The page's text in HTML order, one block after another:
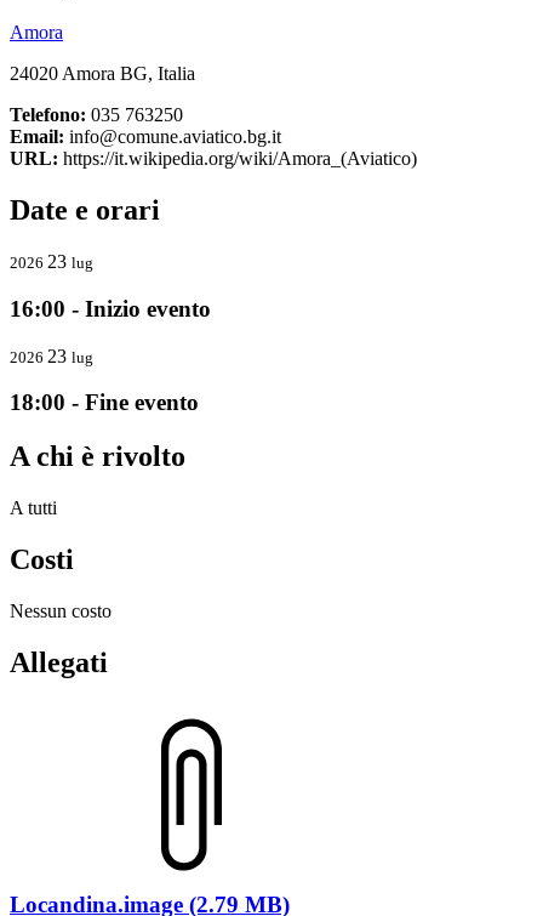
Amora
24020 Amora BG, Italia
Telefono: 035 763250
Email: info@comune.aviatico.bg.it
URL: https://it.wikipedia.org/wiki/Amora_(Aviatico)
Date e orari
2026 23 lug
16:00 - Inizio evento
2026 23 lug
18:00 - Fine evento
A chi è rivolto
A tutti
Costi
Nessun costo
Allegati
Locandina.image (2.79 MB)